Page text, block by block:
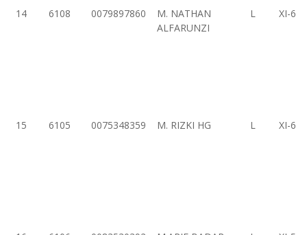
14 6108 0079897860
M. NATHAN
ALFARUNZI
L XI-6
15 6105 0075348359 M. RIZKI HG L XI-6